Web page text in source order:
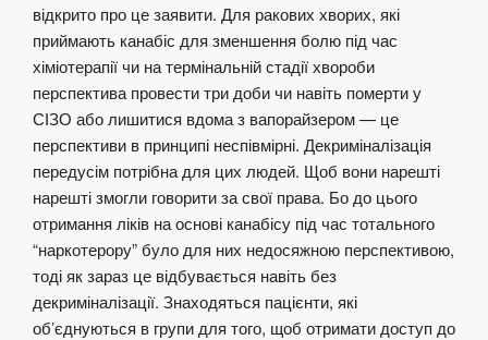
відкрито про це заявити. Для ракових хворих, які
приймають канабіс для зменшення болю під час
хіміотерапії чи на термінальній стадії хвороби
перспектива провести три доби чи навіть померти у
СІЗО або лишитися вдома з вапорайзером — це
перспективи в принципі неспівмірні. Декриміналізація
передусім потрібна для цих людей. Щоб вони нарешті
нарешті змогли говорити за свої права. Бо до цього
отримання ліків на основі канабісу під час тотального
“наркотерору” було для них недосяжною перспективою,
тоді як зараз це відбувається навіть без
декриміналізації. Знаходяться пацієнти, які
об’єднуються в групи для того, щоб отримати доступ до